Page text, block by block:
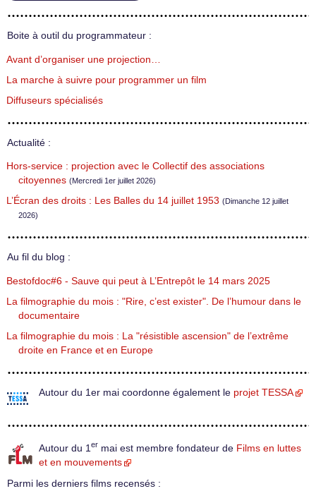
Boite à outil du programmateur :
Avant d’organiser une projection…
La marche à suivre pour programmer un film
Diffuseurs spécialisés
Actualité :
Hors-service : projection avec le Collectif des associations
citoyennes (Mercredi 1er juillet 2026)
L’Écran des droits : Les Balles du 14 juillet 1953 (Dimanche 12 juillet
2026)
Au fil du blog :
Bestofdoc#6 - Sauve qui peut à L’Entrepôt le 14 mars 2025
La filmographie du mois : "Rire, c’est exister". De l’humour dans le
documentaire
La filmographie du mois : La "résistible ascension" de l’extrême
droite en France et en Europe
Autour du 1er mai coordonne également le projet TESSA
Autour du 1 er mai est membre fondateur de Films en luttes
et en mouvements
Parmi les derniers films recensés :